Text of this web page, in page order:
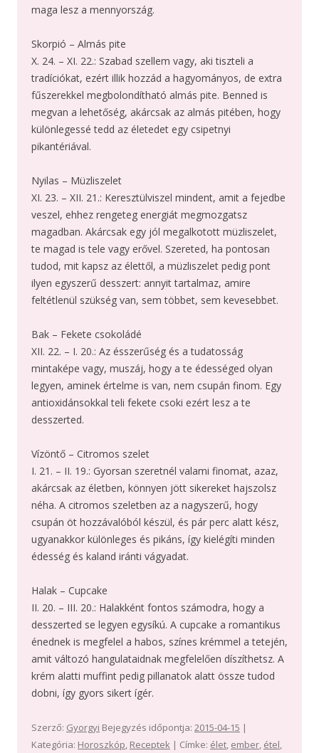
maga lesz a mennyország.
Skorpió – Almás pite
X. 24. – XI. 22.: Szabad szellem vagy, aki tiszteli a
tradíciókat, ezért illik hozzád a hagyományos, de extra
fűszerekkel megbolondítható almás pite. Benned is
megvan a lehetőség, akárcsak az almás pitében, hogy
különlegessé tedd az életedet egy csipetnyi
pikantériával.
Nyilas – Müzliszelet
XI. 23. – XII. 21.: Keresztülviszel mindent, amit a fejedbe
veszel, ehhez rengeteg energiát megmozgatsz
magadban. Akárcsak egy jól megalkotott müzliszelet,
te magad is tele vagy erővel. Szereted, ha pontosan
tudod, mit kapsz az élettől, a müzliszelet pedig pont
ilyen egyszerű desszert: annyit tartalmaz, amire
feltétlenül szükség van, sem többet, sem kevesebbet.
Bak – Fekete csokoládé
XII. 22. – I. 20.: Az ésszerűség és a tudatosság
mintaképe vagy, muszáj, hogy a te édességed olyan
legyen, aminek értelme is van, nem csupán finom. Egy
antioxidánsokkal teli fekete csoki ezért lesz a te
desszerted.
Vízöntő – Citromos szelet
I. 21. – II. 19.: Gyorsan szeretnél valami finomat, azaz,
akárcsak az életben, könnyen jött sikereket hajszolsz
néha. A citromos szeletben az a nagyszerű, hogy
csupán öt hozzávalóból készül, és pár perc alatt kész,
ugyanakkor különleges és pikáns, így kielégíti minden
édesség és kaland iránti vágyadat.
Halak – Cupcake
II. 20. – III. 20.: Halakként fontos számodra, hogy a
desszerted se legyen egysíkú. A cupcake a romantikus
énednek is megfelel a habos, színes krémmel a tetején,
amit változó hangulataidnak megfelelően díszíthetsz. A
krém alatti muffint pedig pillanatok alatt össze tudod
dobni, így gyors sikert ígér.
Szerző: Gyorgyi Bejegyzés időpontja: 2015-04-15 |
Kategória: Horoszkóp Receptek | Címke: élet ember étel